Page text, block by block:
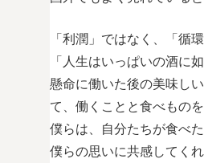
「利潤」ではなく、「循
「人生はいっぱいの酒に如
懸命に働いた後の美味し
て、働くことと食べもの
僕らは、自分たちが食べ
僕らの思いに共感してく